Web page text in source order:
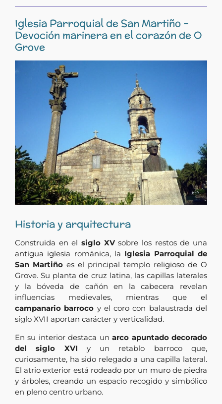
Iglesia Parroquial de San Martiño –
Devoción marinera en el corazón de O
Grove
Historia y arquitectura
Construida en el siglo XVsobre los restos de una
antigua iglesia románica, la Iglesia Parroquial de
San Martiño es el principal templo religioso de O
Grove. Su planta de cruz latina, las capillas laterales
y la bóveda de cañón en la cabecera revelan
influencias medievales, mientras que el
campanario barroco y el coro con balaustrada del
siglo XVII aportan carácter y verticalidad.
En su interior destaca unarco apuntado decorado
del siglo XVI y un retablo barroco que,
curiosamente, ha sido relegado a una capilla lateral.
El atrio exterior está rodeado por un muro de piedra
y árboles, creando un espacio recogido y simbólico
en pleno centro urbano.